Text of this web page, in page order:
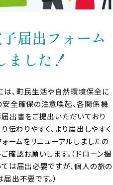
届出フォーム
ました！
、町民生活や自然環境保全に
全確保の注意喚起、各関係機
出書をご提出いただいており
伝わりやすく、より届出しやすく
ームをリニューアルしましたの
認お願いします。（ドローン撮
は届出必要ですが、個人の旅の
出不要です。）